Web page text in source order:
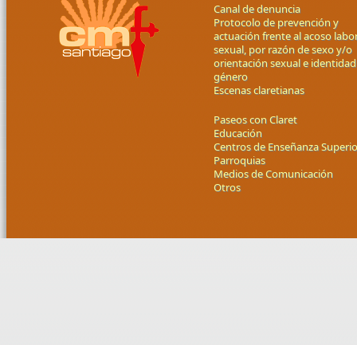
Canal de denuncia
Protocolo de prevención y
actuación frente al acoso
sexual, por razón de sexo y/o
orientación sexual e
género
Escenas claretianas
Paseos con Claret
Educación
Centros de Enseñanza
Parroquias
Medios de Comunicación
Otros